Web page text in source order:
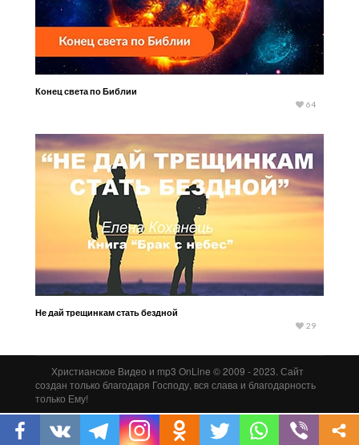
Конец света по Библии
64
Не дай трещинкам стать бездной
29
Христианское Видео и mp3 OnLine © 2009 - 2023. Сайт
создан только благодаря Господу, вся слава и благодарность
только Ему!